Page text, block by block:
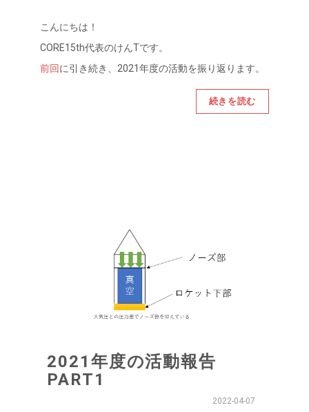
こんにちは！
CORE15th代表のけんTです。
前回に引き続き、2021年度の活動を振り返ります。
続きを読む
2021年度の活動報告
PART1
2022-04-07